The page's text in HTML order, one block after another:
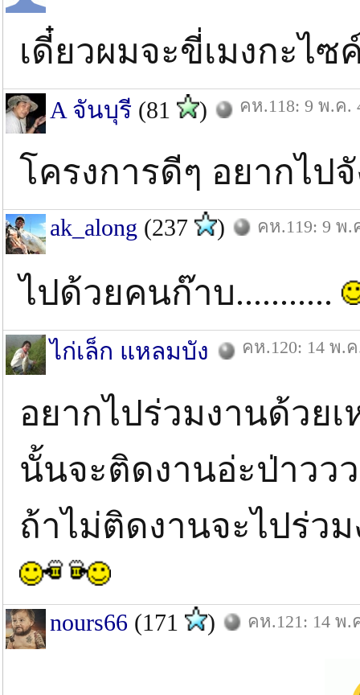
เดี๋ยวผมจะขี่เมงกะไซ
A จันบุรี (81 ) คห.118: 9 พ.ค.
โครงการดีๆ อยากไป
ak_along (237 ) คห.119: 9 พ.
ไปด้วยคนก๊าบ...........
ไก่เล็ก แหลมบัง คห.120: 14 พ.
อยากไปร่วมงานด้วย
นั้นจะติดงานอ่ะป่าวว
ถ้าไม่ติดงานจะไปร่ว
nours66 (171 ) คห.121: 14 พ.